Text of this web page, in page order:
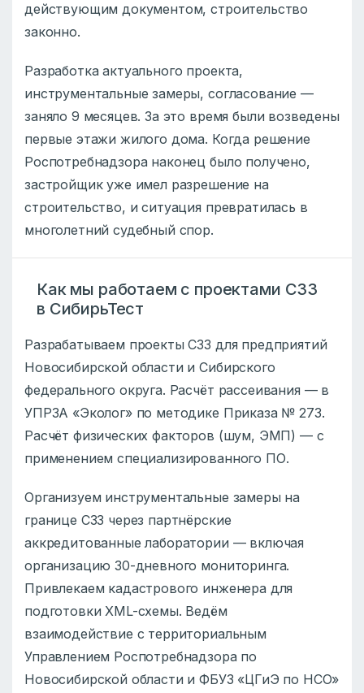
действующим документом, строительство
законно.
Разработка актуального проекта,
инструментальные замеры, согласование —
заняло 9 месяцев. За это время были возведены
первые этажи жилого дома. Когда решение
Роспотребнадзора наконец было получено,
застройщик уже имел разрешение на
строительство, и ситуация превратилась в
многолетний судебный спор.
Как мы работаем с проектами СЗЗ
в СибирьТест
Разрабатываем проекты СЗЗ для предприятий
Новосибирской области и Сибирского
федерального округа. Расчёт рассеивания — в
УПРЗА «Эколог» по методике Приказа № 273.
Расчёт физических факторов (шум, ЭМП) — с
применением специализированного ПО.
Организуем инструментальные замеры на
границе СЗЗ через партнёрские
аккредитованные лаборатории — включая
организацию 30-дневного мониторинга.
Привлекаем кадастрового инженера для
подготовки XML-схемы. Ведём
взаимодействие с территориальным
Управлением Роспотребнадзора по
Новосибирской области и ФБУЗ «ЦГиЭ по НСО»